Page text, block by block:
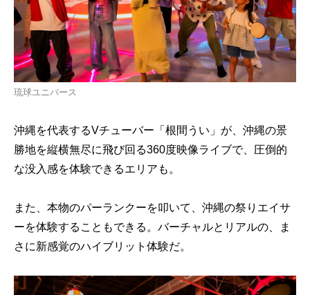
琉球ユニバース
沖縄を代表するVチューバー「根間うい」が、沖縄の景
勝地を縦横無尽に飛び回る360度映像ライブで、圧倒的
な没入感を体験できるエリアも。
また、本物のパーランクーを叩いて、沖縄の祭りエイサ
ーを体験することもできる。バーチャルとリアルの、ま
さに新感覚のハイブリット体験だ。